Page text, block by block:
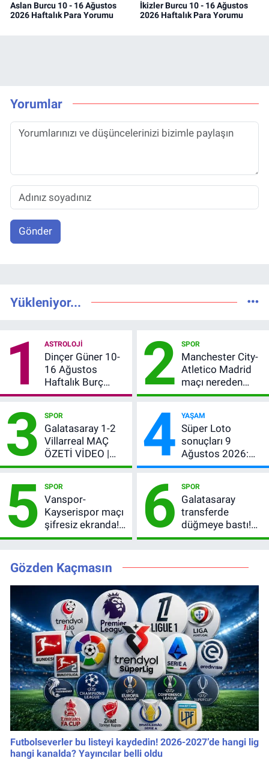
Aslan Burcu 10 - 16 Ağustos
2026 Haftalık Para Yorumu
İkizler Burcu 10 - 16 Ağustos
2026 Haftalık Para Yorumu
Yorumlar
Gönder
Yükleniyor...
1 ASTROLOJI
Dinçer Güner 10-
16 Ağustos
Haftalık Burç
Yorumları: Bu
Para, Aşk ve Karar
Zamanı
2 SPOR
Manchester City-
Atletico Madrid
maçı nereden
izlenir?
3 SPOR
Galatasaray 1-2
Villarreal MAÇ
ÖZETİ VİDEO |
Osimhen attı,
provada kaybetti
4 YAŞAM
Süper Loto
sonuçları 9
Ağustos 2026:
Kazanan
5 SPOR
Vanspor-
Kayserispor maçı
şifresiz ekranda!
Saat kaçta, hangi
yayın belli oldu
6 SPOR
Galatasaray
transferde
düğmeye bastı!
Leao olmazsa
listede
Gözden Kaçmasın
Futbolseverler bu listeyi kaydedin! 2026-2027’de hangi lig
hangi kanalda? Yayıncılar belli oldu